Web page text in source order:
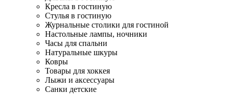
Кресла в гостиную
Стулья в гостиную
Журнальные столики для гостиной
Настольные лампы, ночники
Часы для спальни
Натуральные шкуры
Ковры
Товары для хоккея
Лыжи и аксессуары
Санки детские